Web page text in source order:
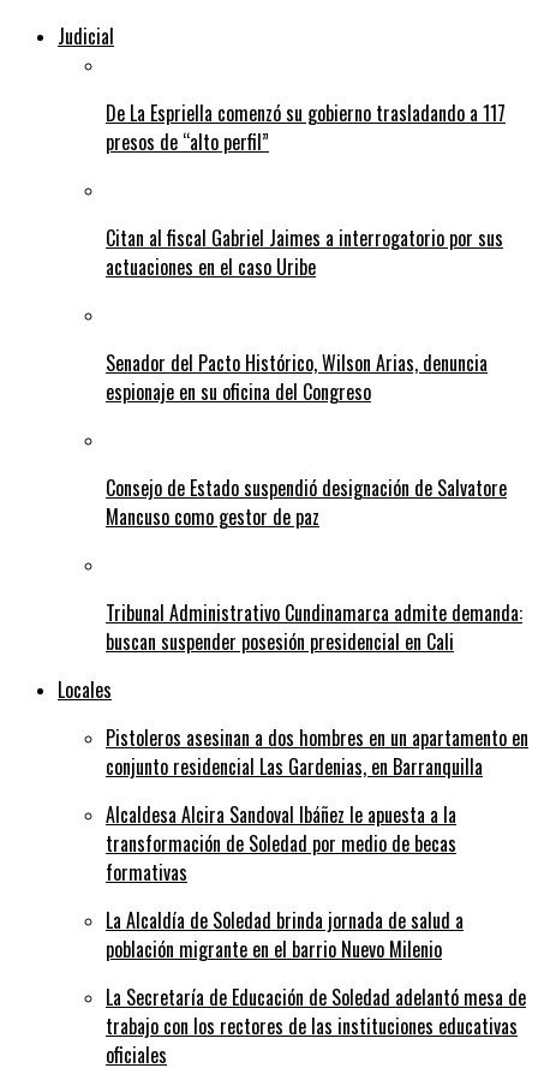
Judicial
De La Espriella comenzó su gobierno trasladando a 117
presos de “alto perfil”
Citan al fiscal Gabriel Jaimes a interrogatorio por sus
actuaciones en el caso Uribe
Senador del Pacto Histórico, Wilson Arias, denuncia
espionaje en su oficina del Congreso
Consejo de Estado suspendió designación de Salvatore
Mancuso como gestor de paz
Tribunal Administrativo Cundinamarca admite demanda:
buscan suspender posesión presidencial en Cali
Locales
Pistoleros asesinan a dos hombres en un apartamento en
conjunto residencial Las Gardenias, en Barranquilla
Alcaldesa Alcira Sandoval Ibáñez le apuesta a la
transformación de Soledad por medio de becas
formativas
La Alcaldía de Soledad brinda jornada de salud a
población migrante en el barrio Nuevo Milenio
La Secretaría de Educación de Soledad adelantó mesa de
trabajo con los rectores de las instituciones educativas
oficiales